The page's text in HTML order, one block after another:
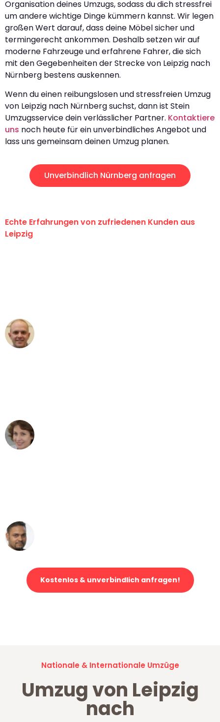
Organisation deines Umzugs, sodass du dich stressfrei
um andere wichtige Dinge kümmern kannst. Wir legen
großen Wert darauf, dass deine Möbel sicher und
termingerecht ankommen. Deshalb setzen wir auf
moderne Fahrzeuge und erfahrene Fahrer, die sich
mit den Gegebenheiten der Strecke von Leipzig nach
Nürnberg bestens auskennen.
Wenn du einen reibungslosen und stressfreien Umzug
von Leipzig nach Nürnberg suchst, dann ist Stein
Umzugsservice dein verlässlicher Partner. Kontaktiere
uns noch heute für ein unverbindliches Angebot und
lass uns gemeinsam deinen Umzug planen.
Unverbindlich Nürnberg anfragen
Echte Erfahrungen von zufriedenen Kunden aus
Leipzig
Kostenlos & unverbindlich anfragen!
Nationale & Internationale Umzüge
Umzug von Leipzig
nach